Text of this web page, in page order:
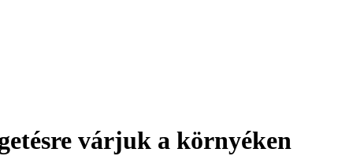
várjuk a környéken